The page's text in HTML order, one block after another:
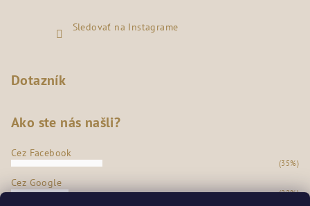
Sledovať na Instagrame
Dotazník
Ako ste nás našli?
Cez Facebook
(35%)
Cez Google
(22%)